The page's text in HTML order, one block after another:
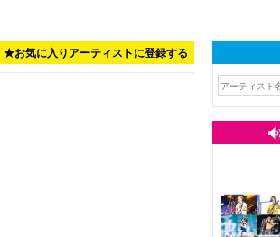
★お気に入りアーティストに登録する